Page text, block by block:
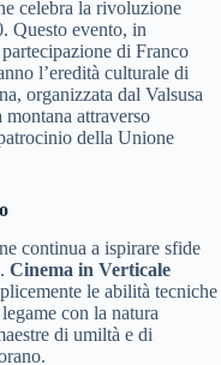
celebra la rivoluzione
Questo evento, in
di Franco
l’eredità culturale di
organizzata dal Valsusa
attraverso
della Unione
continua a ispirare sfide
Cinema in Verticale
le abilità tecniche
con la natura
di umiltà e di